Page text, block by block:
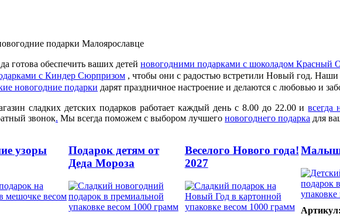
готова обеспечить ваших детей новогодними подарками с шоколадом Красный
с Киндер Сюрпризом , чтобы они с радостью встретили Новый год.
новогодние подарки дарят праздничное настроение и делаются с любовью и
сладких детских подарков работает каждый день с 8.00 до 22.00 ивсегда
звонок. Мы всегда поможем с выбором лучшего новогоднего подарка для
узоры
Подарок детям от
Деда Мороза
Веселого Нового года!
2027
Малыш
Артикул: